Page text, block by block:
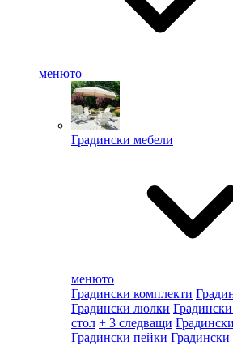
менюто
Градински мебели
менюто
Градински комплекти
Градински люлки
стол + 3 следващи
Градински пейки Градински